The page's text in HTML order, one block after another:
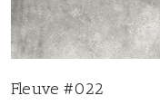
Fleuve #022